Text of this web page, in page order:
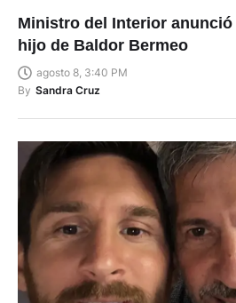
Ministro del Interior anunció
hijo de Baldor Bermeo
agosto 8, 3:40 PM
By Sandra Cruz